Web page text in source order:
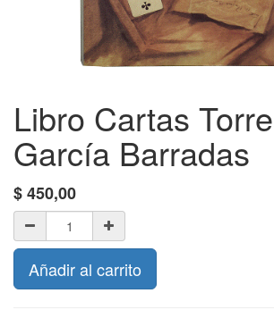
Libro Cartas
García Barradas
$450,00
Añadir al carrito